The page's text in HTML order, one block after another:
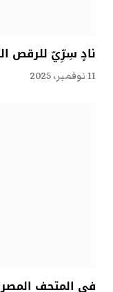
نادٍ سِرِّيّ للرقص
11 نوفمبر، 2025
في المتحف